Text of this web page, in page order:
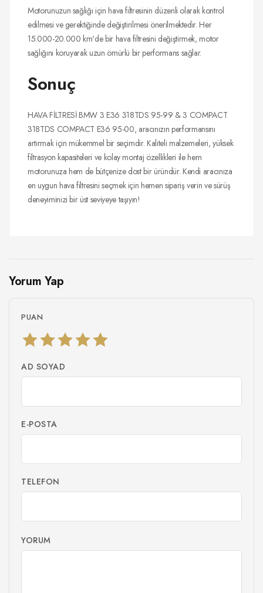
Motorunuzun sağlığı için hava filtresinin düzenli olarak kontrol
edilmesi ve gerektiğinde değiştirilmesi önerilmektedir. Her
15.000-20.000 km'de bir hava filtresini değiştirmek, motor
sağlığını koruyarak uzun ömürlü bir performans sağlar.
Sonuç
HAVA FİLTRESİ BMW 3 E36 318TDS 95-99 & 3 COMPACT
318TDS COMPACT E36 95-00, aracınızın performansını
artırmak için mükemmel bir seçimdir. Kaliteli malzemeleri, yüksek
filtrasyon kapasiteleri ve kolay montaj özellikleri ile hem
motorunuza hem de bütçenize dost bir üründür. Kendi aracınıza
en uygun hava filtresini seçmek için hemen sipariş verin ve sürüş
deneyiminizi bir üst seviyeye taşıyın!
Yorum Yap
PUAN
AD SOYAD
E-POSTA
TELEFON
YORUM